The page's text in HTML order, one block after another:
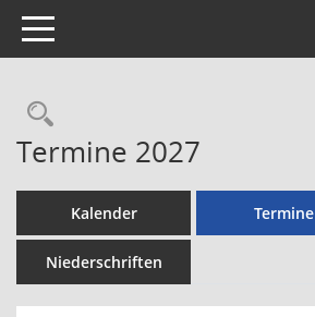
Toggle navigation
Rechercheauswahl
Termine 2027
Kalender Termine
Niederschriften